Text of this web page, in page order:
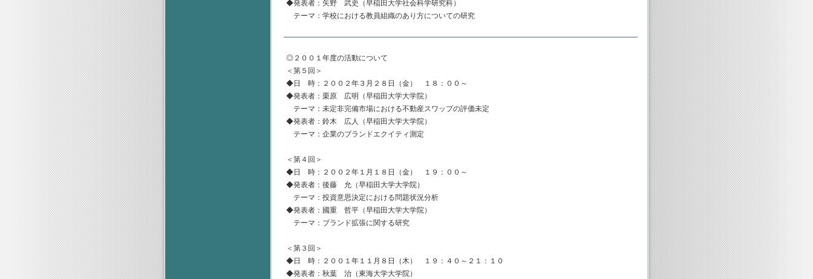
◆発表者：矢野 武史（早稲田大学社会科学研究科）
テーマ：学校における教員組織のあり方についての研究
◎２００１年度の活動について
＜第５回＞
◆日 時：２００２年３月２８日（金） １８：００～
◆発表者：栗原 広明（早稲田大学大学院）
テーマ：未定非完備市場における不動産スワップの評価未定
◆発表者：鈴木 広人（早稲田大学大学院）
テーマ：企業のブランドエクイティ測定
＜第４回＞
◆日 時：２００２年１月１８日（金） １９：００～
◆発表者：後藤 允（早稲田大学大学院）
テーマ：投資意思決定における問題状況分析
◆発表者：國重 哲平（早稲田大学大学院）
テーマ：ブランド拡張に関する研究
＜第３回＞
◆日 時：２００１年１１月８日（木） １９：４０～２１：１０
◆発表者：秋葉 治（東海大学大学院）